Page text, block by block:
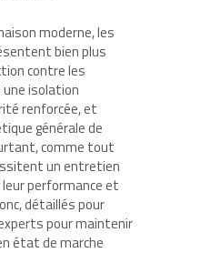
moderne, les
bien plus
contre les
isolation
renforcée, et
générale de
comme tout
un entretien
performance et
détaillés pour
pour maintenir
état de marche